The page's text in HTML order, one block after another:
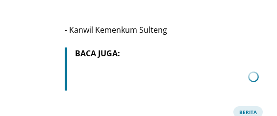
- Kanwil Kemenkum Sulteng
BACA JUGA:
BERITA